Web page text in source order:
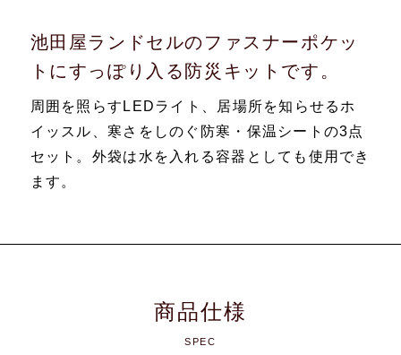
池田屋ランドセルのファスナーポケッ
トにすっぽり入る防災キットです。
周囲を照らすLEDライト、居場所を知らせるホ
イッスル、寒さをしのぐ防寒・保温シートの3点
セット。外袋は水を入れる容器としても使用でき
ます。
商品仕様
SPEC